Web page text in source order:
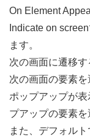
On Element
Indicate on
ます。
次の画面に遷移す
次の画面の要素を
ポップアップが
プアップの要素を
また、デフォル